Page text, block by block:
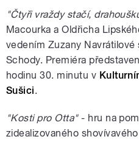
"Čtyři vraždy stačí,
Macourka a Oldřicha
vedením Zuzany
Schody. Premiéra
hodinu 30. minutu v
Sušici.
"Kosti pro Otta"- hru na
zidealizovaného